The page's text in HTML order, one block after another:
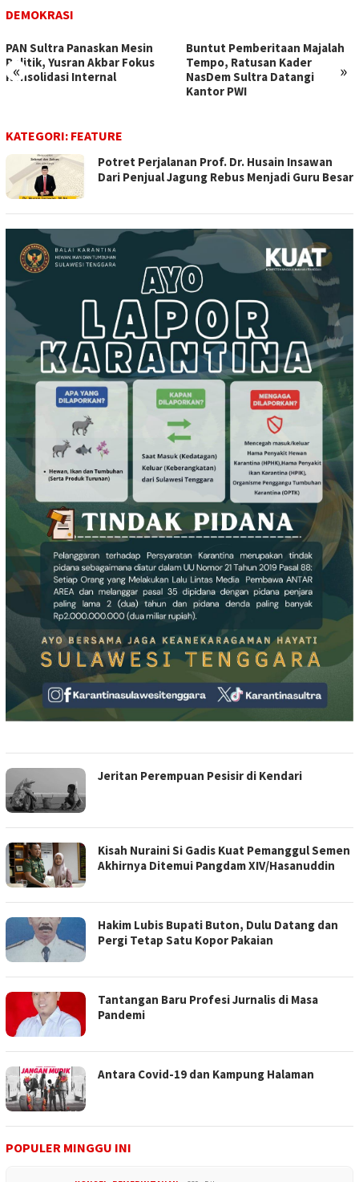
DEMOKRASI
« »
PAN Sultra Panaskan Mesin
Politik, Yusran Akbar Fokus
Konsolidasi Internal
Buntut Pemberitaan Majalah
Tempo, Ratusan Kader
NasDem Sultra Datangi
Kantor PWI
KATEGORI: FEATURE
Potret Perjalanan Prof. Dr. Husain Insawan
Dari Penjual Jagung Rebus Menjadi Guru Besar
Jeritan Perempuan Pesisir di Kendari
Kisah Nuraini Si Gadis Kuat Pemanggul Semen
Akhirnya Ditemui Pangdam XIV/Hasanuddin
Hakim Lubis Bupati Buton, Dulu Datang dan
Pergi Tetap Satu Kopor Pakaian
Tantangan Baru Profesi Jurnalis di Masa
Pandemi
Antara Covid-19 dan Kampung Halaman
POPULER MINGGU INI